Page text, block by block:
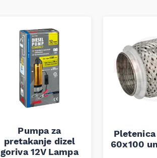
Pumpa za
pretakanje dizel
goriva 12V Lampa
60x100